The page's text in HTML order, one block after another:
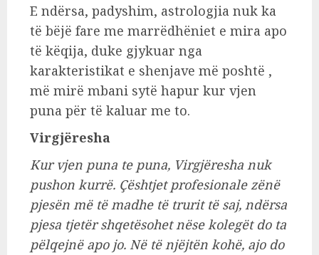
E ndërsa, padyshim, astrologjia nuk ka
të bëjë fare me marrëdhëniet e mira apo
të këqija, duke gjykuar nga
karakteristikat e shenjave më poshtë ,
më mirë mbani sytë hapur kur vjen
puna për të kaluar me to.
Virgjëresha
Kur vjen puna te puna, Virgjëresha nuk
pushon kurrë. Çështjet profesionale zënë
pjesën më të madhe të trurit të saj, ndërsa
pjesa tjetër shqetësohet nëse kolegët do ta
pëlqejnë apo jo. Në të njëjtën kohë, ajo do